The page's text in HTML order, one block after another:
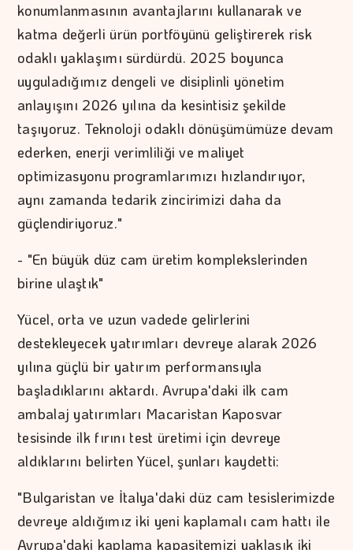
konumlanmasının avantajlarını kullanarak ve
katma değerli ürün portföyünü geliştirerek risk
odaklı yaklaşımı sürdürdü. 2025 boyunca
uyguladığımız dengeli ve disiplinli yönetim
anlayışını 2026 yılına da kesintisiz şekilde
taşıyoruz. Teknoloji odaklı dönüşümümüze devam
ederken, enerji verimliliği ve maliyet
optimizasyonu programlarımızı hızlandırıyor,
aynı zamanda tedarik zincirimizi daha da
güçlendiriyoruz."
- "En büyük düz cam üretim komplekslerinden
birine ulaştık"
Yücel, orta ve uzun vadede gelirlerini
destekleyecek yatırımları devreye alarak 2026
yılına güçlü bir yatırım performansıyla
başladıklarını aktardı. Avrupa'daki ilk cam
ambalaj yatırımları Macaristan Kaposvar
tesisinde ilk fırını test üretimi için devreye
aldıklarını belirten Yücel, şunları kaydetti:
"Bulgaristan ve İtalya'daki düz cam tesislerimizde
devreye aldığımız iki yeni kaplamalı cam hattı ile
Avrupa'daki kaplama kapasitemizi yaklaşık iki